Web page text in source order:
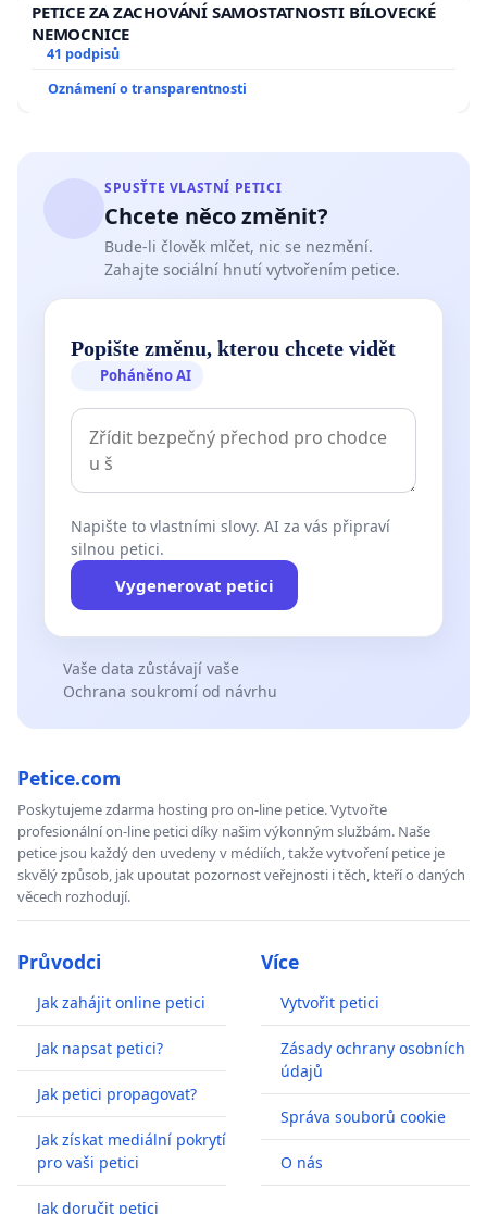
PETICE ZA ZACHOVÁNÍ SAMOSTATNOSTI BÍLOVECKÉ
NEMOCNICE
41 podpisů
Oznámení o transparentnosti
SPUSŤTE VLASTNÍ PETICI
Chcete něco změnit?
Bude-li člověk mlčet, nic se nezmění.
Zahajte sociální hnutí vytvořením petice.
Popište změnu, kterou chcete vidět
Poháněno AI
Napište to vlastními slovy. AI za vás připraví
silnou petici.
Vygenerovat petici
Vaše data zůstávají vaše
Ochrana soukromí od návrhu
Petice.com
Poskytujeme zdarma hosting pro on-line petice. Vytvořte
profesionální on-line petici díky našim výkonným službám. Naše
petice jsou každý den uvedeny v médiích, takže vytvoření petice je
skvělý způsob, jak upoutat pozornost veřejnosti i těch, kteří o daných
věcech rozhodují.
Průvodci
Jak zahájit online petici
Jak napsat petici?
Jak petici propagovat?
Jak získat mediální pokrytí
pro vaši petici
Jak doručit petici
Více
Vytvořit petici
Zásady ochrany osobních
údajů
Správa souborů cookie
O nás